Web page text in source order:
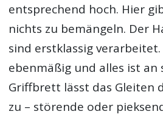
entsprechend hoch. Hier
nichts zu bemängeln. Der
sind erstklassig
ebenmäßig und alles ist an
Griffbrett lässt das Gleiten
zu – störende oder